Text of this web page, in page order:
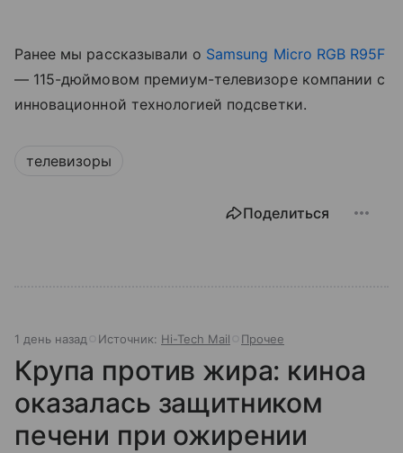
Ранее мы рассказывали о Samsung Micro RGB R95F
— 115-дюймовом премиум-телевизоре компании с
инновационной технологией подсветки.
телевизоры
Поделиться
1 день назад Источник: Hi-Tech Mail Прочее
Крупа против жира: киноа
оказалась защитником
печени при ожирении